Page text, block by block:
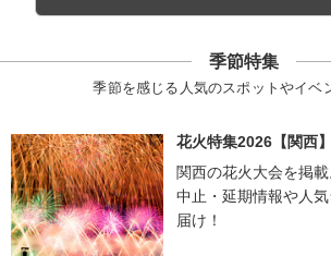
季節特集
季節を感じる人気のスポットやイベ
花火特集2026【関西】
関西の花火大会を掲
中止・延期情報や人
届け！